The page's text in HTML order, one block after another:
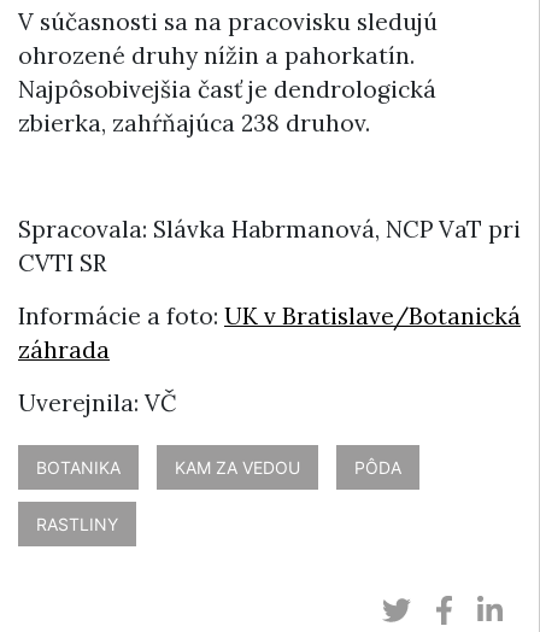
V súčasnosti sa na pracovisku sledujú
ohrozené druhy nížin a pahorkatín.
Najpôsobivejšia časť je dendrologická
zbierka, zahŕňajúca 238 druhov.
Spracovala: Slávka Habrmanová, NCP VaT pri
CVTI SR
Informácie a foto: UK v Bratislave/Botanická
záhrada
Uverejnila: VČ
BOTANIKA KAM ZA VEDOU PÔDA
RASTLINY